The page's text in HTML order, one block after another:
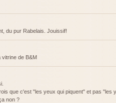
du pur Rabelais. Jouissif!
vitrine de B&M
que c'est "les yeux qui piquent" et pas "les
non ?